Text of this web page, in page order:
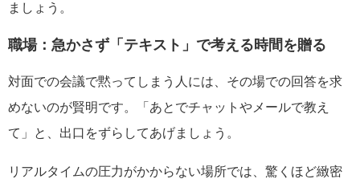
ましょう。
職場：急かさず「テキスト」で考える時間を贈る
対面での会議で黙ってしまう人には、その場での回答を求
めないのが賢明です。「あとでチャットやメールで教え
て」と、出口をずらしてあげましょう。
リアルタイムの圧力がかからない場所では、驚くほど緻密